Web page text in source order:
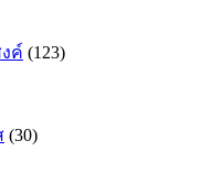
ค์ (123)
(30)